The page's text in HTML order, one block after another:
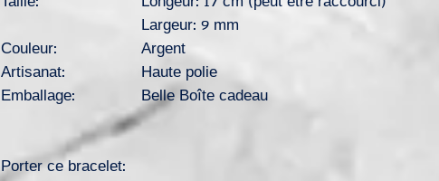
Largeur: 9 mm
Couleur:
Argent
Artisanat:
Haute polie
Emballage:
Belle Boîte cadeau
Porter ce bracelet: